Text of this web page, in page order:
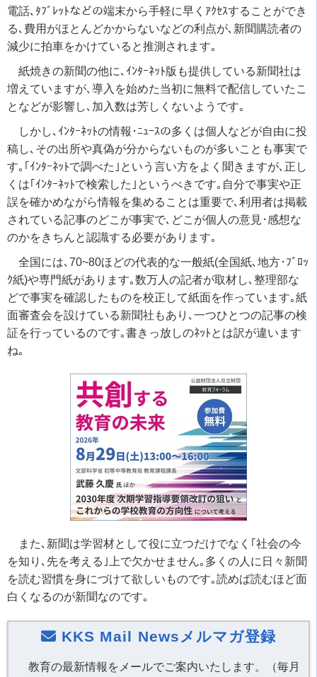
電話､ﾀﾌﾞﾚｯﾄなどの端末から手軽に早くｱｸｾｽすることができ
る､費用がほとんどかからないなどの利点が､新聞購読者の
減少に拍車をかけていると推測されます｡
紙焼きの新聞の他に､ｲﾝﾀｰﾈｯﾄ版も提供している新聞社は
増えていますが､導入を始めた当初に無料で配信していたこ
となどが影響し､加入数は芳しくないようです｡
しかし､ｲﾝﾀｰﾈｯﾄの情報･ﾆｭｰｽの多くは個人などが自由に投
稿し､その出所や真偽が分からないものが多いことも事実で
す｡｢ｲﾝﾀｰﾈｯﾄで調べた｣という言い方をよく聞きますが､正し
くは｢ｲﾝﾀｰﾈｯﾄで検索した｣というべきです｡自分で事実や正
誤を確かめながら情報を集めることは重要で､利用者は掲載
されている記事のどこが事実で､どこが個人の意見･感想な
のかをきちんと認識する必要があります｡
全国には､70~80ほどの代表的な一般紙(全国紙､地方･ﾌﾞﾛｯ
ｸ紙)や専門紙があります｡数万人の記者が取材し､整理部な
どで事実を確認したものを校正して紙面を作っています｡紙
面審査会を設けている新聞社もあり､一つひとつの記事の検
証を行っているのです｡書きっ放しのﾈｯﾄとは訳が違います
ね｡
また､新聞は学習材として役に立つだけでなく｢社会の今
を知り､先を考える｣上で欠かせません｡多くの人に日々新聞
を読む習慣を身にづけて欲しいものです｡読めば読むほど面
白くなるのが新聞なのです｡
KKS Mail Newsメルマガ登録
教育の最新情報をメールでご案内いたします。（毎月